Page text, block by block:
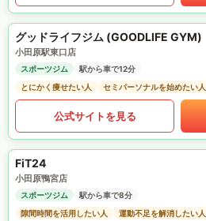
グッドライフジム (GOODLIFE GYM)
小田原駅東口店
スポーツジム
駅から車で12分
とにかく痩せたい人
セミパーソナルを始めたい人
公式サイトを見る
FiT24
小田原鴨宮店
スポーツジム
駅から車で8分
隙間時間を活用したい人
運動不足を解消したい人